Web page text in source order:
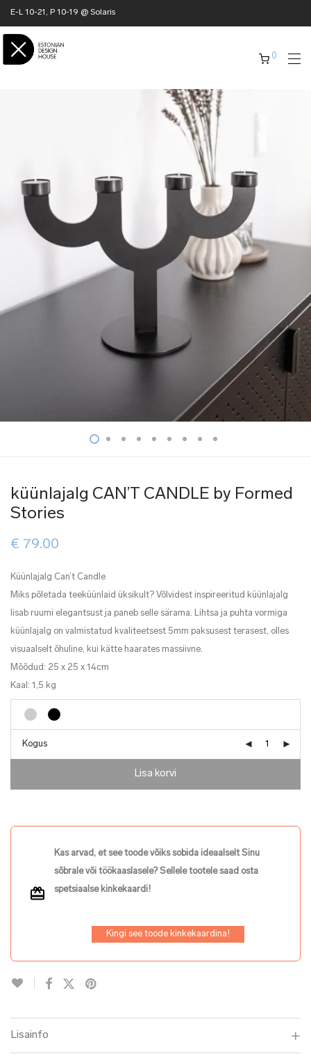
E-L 10-21, P 10-19 @ Solaris
0
küünlajalg CAN’T CANDLE by Formed
Stories
€ 79.00
Küünlajalg Can’t Candle
Miks põletada teeküünlaid üksikult? Võlvidest inspireeritud küünlajalg
lisab ruumi elegantsust ja paneb selle särama. Lihtsa ja puhta vormiga
küünlajalg on valmistatud kvaliteetsest 5mm paksusest terasest, olles
visuaalselt õhuline, kui kätte haarates massiivne.
Mõõdud: 25 x 25 x 14cm
Kaal: 1,5 kg
Kogus
Lisa korvi
Kas arvad, et see toode võiks sobida ideaalselt Sinu
sõbrale või töökaaslasele? Sellele tootele saad osta
spetsiaalse kinkekaardi!
Kingi see toode kinkekaardina!
Lisainfo